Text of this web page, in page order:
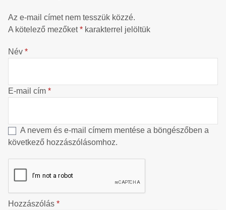
Az e-mail címet nem tesszük közzé.
A kötelező mezőket* karakterrel jelöltük
Név *
E-mail cím *
A nevem és e-mail címem mentése a böngészőben a
következő hozzászólásomhoz.
Hozzászólás *